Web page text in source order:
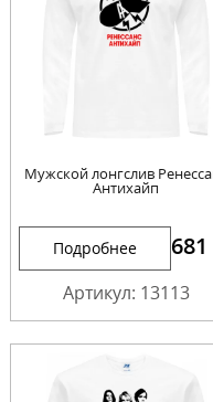
Мужской лонгслив
Антихайп
Подробнее 681
Артикул: 13113